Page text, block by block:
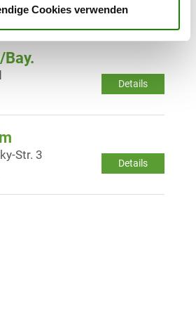
Cookies verwenden
Kadeltshofen
Bay.
Details
Details
Str. 3